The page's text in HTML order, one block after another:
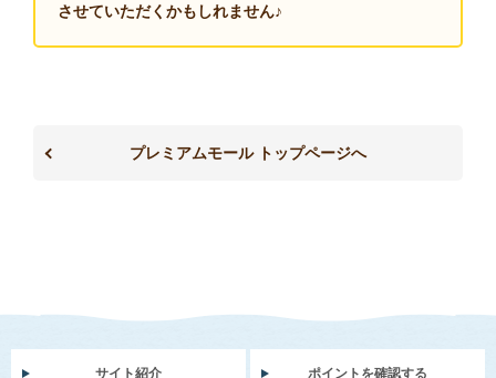
させていただくかもしれません♪
プレミアムモール トップページへ
サイト紹介 ポイントを確認する